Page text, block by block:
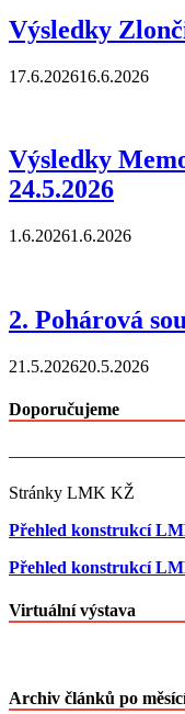
Výsledky
17.6.202616.6.2026
Výsledky
24.5.2026
1.6.20261.6.2026
2. Pohárová
21.5.202620.5.2026
Doporučujeme
Stránky LMK KŽ
Přehled konstrukcí
Přehled konstrukcí
Virtuální výstava
Archiv článků po